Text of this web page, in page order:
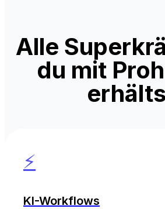
Alle
du mit
⚡
KI-Workflows